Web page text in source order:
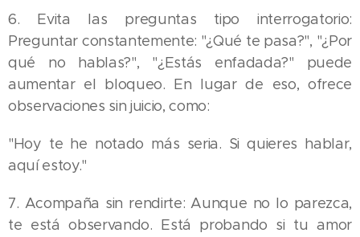
6. Evita las preguntas tipo interrogatorio:
Preguntar constantemente: "¿Qué te pasa?", "¿Por
qué no hablas?", "¿Estás enfadada?" puede
aumentar el bloqueo. En lugar de eso, ofrece
observaciones sin juicio, como:
"Hoy te he notado más seria. Si quieres hablar,
aquí estoy."
7. Acompaña sin rendirte: Aunque no lo parezca,
te está observando. Está probando si tu amor